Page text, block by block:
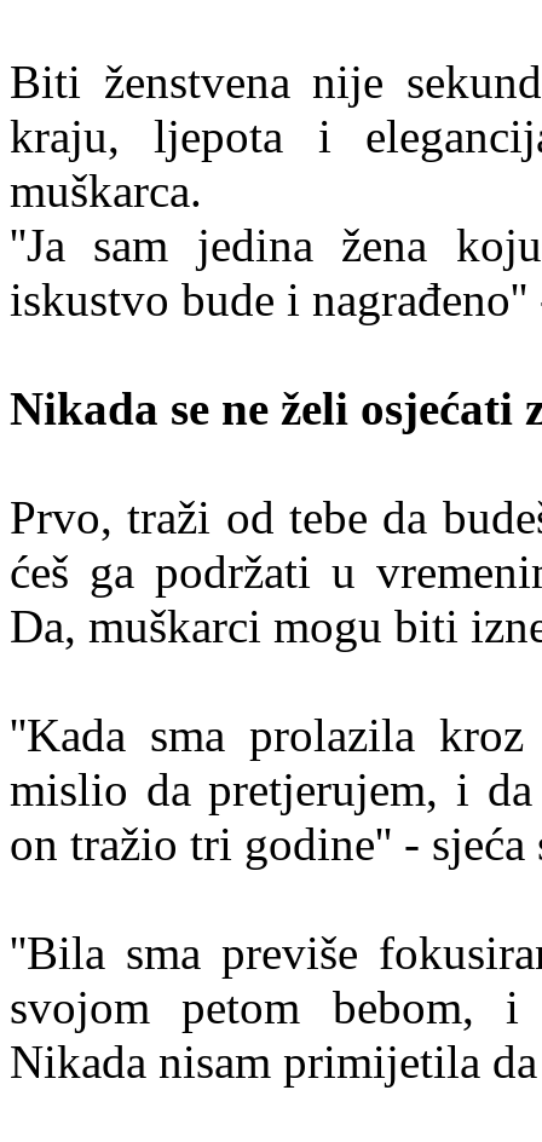
Biti ženstvena nije
kraju, ljepota i
muškarca.
''Ja sam jedina žena
iskustvo bude i nagrađeno''
Nikada se ne želi osjećati
Prvo, traži od tebe da
ćeš ga podržati u
Da, muškarci mogu biti
''Kada sma prolazila
mislio da pretjerujem, i
on tražio tri godine'' - sjeća
''Bila sma previše
svojom petom bebom, i
Nikada nisam primijetila